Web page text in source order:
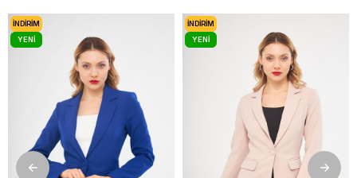
İNDIRIM
YENI
İNDIRIM
YENI